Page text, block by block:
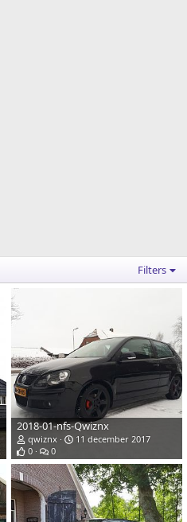
Filters
2018-01-nfs-Qwiznx
qwiznx
11 december 2017
0
0